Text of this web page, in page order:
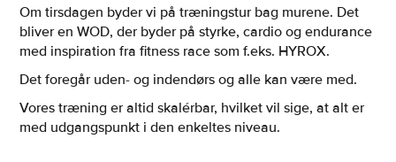
Om tirsdagen byder vi på træningstur bag murene. Det
bliver en WOD, der byder på styrke, cardio og endurance
med inspiration fra fitness race som f.eks. HYROX.
Det foregår uden- og indendørs og alle kan være med.
Vores træning er altid skalérbar, hvilket vil sige, at alt er
med udgangspunkt i den enkeltes niveau.